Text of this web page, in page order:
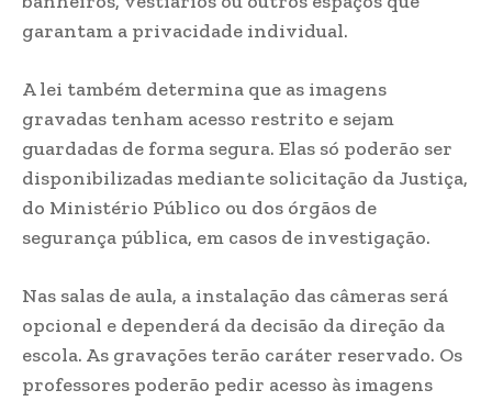
garantam a privacidade individual.
A lei também determina que as imagens
gravadas tenham acesso restrito e sejam
guardadas de forma segura. Elas só poderão ser
disponibilizadas mediante solicitação da Justiça,
do Ministério Público ou dos órgãos de
segurança pública, em casos de investigação.
Nas salas de aula, a instalação das câmeras será
opcional e dependerá da decisão da direção da
escola. As gravações terão caráter reservado. Os
professores poderão pedir acesso às imagens